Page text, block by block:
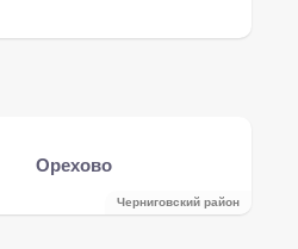
Орехово
Черниговский район